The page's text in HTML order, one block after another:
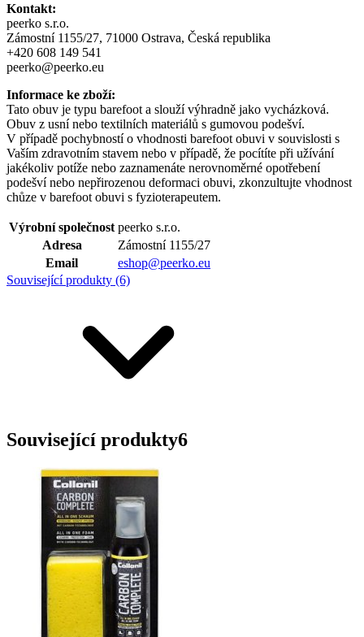
Kontakt:
peerko s.r.o.
Zámostní 1155/27, 71000 Ostrava, Česká republika
+420 608 149 541
peerko@peerko.eu
Informace ke zboží:
Tato obuv je typu barefoot a slouží výhradně jako vycházková.
Obuv z usní nebo textilních materiálů s gumovou podešví.
V případě pochybností o vhodnosti barefoot obuvi v souvislosti s
Vaším zdravotním stavem nebo v případě, že pocítíte při užívání
jakékoliv potíže nebo zaznamenáte nerovnoměrné opotřebení
podešví nebo nepřirozenou deformaci obuvi, zkonzultujte vhodnost
chůze v barefoot obuvi s fyzioterapeutem.
Výrobní společnost peerko s.r.o.
Adresa
Zámostní 1155/27
Email
eshop@peerko.eu
Související produkty (6)
Související produkty6